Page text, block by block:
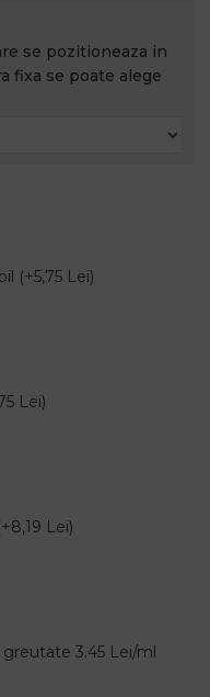
se pozitioneaza in
fixa se poate alege
(+5,75 Lei)
Lei)
Lei)
3.45 Lei/ml